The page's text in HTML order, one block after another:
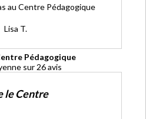
Lisa T.
Pédagogique
sur 26avis
le Centre